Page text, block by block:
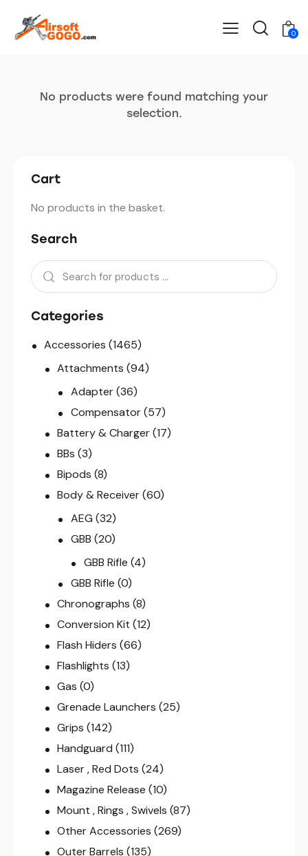
0
No products were found matching your
selection.
Cart
No products in the basket.
Search
Categories
Accessories (1465)
Attachments (94)
Adapter (36)
Compensator (57)
Battery & Charger (17)
BBs (3)
Bipods (8)
Body & Receiver (60)
AEG (32)
GBB (20)
GBB Rifle (4)
GBB Rifle (0)
Chronographs (8)
Conversion Kit (12)
Flash Hiders (66)
Flashlights (13)
Gas (0)
Grenade Launchers (25)
Grips (142)
Handguard (111)
Laser , Red Dots (24)
Magazine Release (10)
Mount , Rings , Swivels (87)
Other Accessories (269)
Outer Barrels (135)